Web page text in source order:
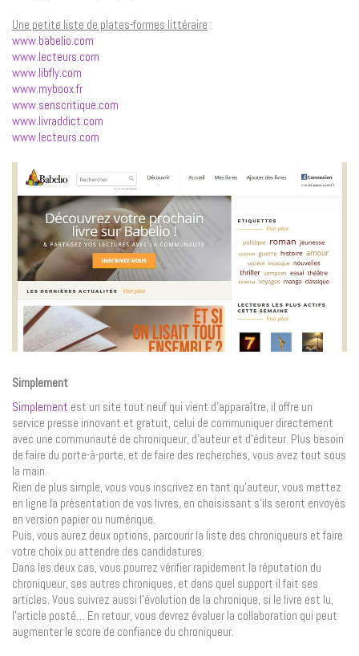
Une petite liste de plates-formes littéraire :
www.babelio.com
www.lecteurs.com
www.libfly.com
www.myboox.fr
www.senscritique.com
www.livraddict.com
www.lecteurs.com
Simplement
Simplement est un site tout neuf qui vient d’apparaître, il offre un
service presse innovant et gratuit, celui de communiquer directement
avec une communauté de chroniqueur, d’auteur et d’éditeur. Plus besoin
de faire du porte-à-porte, et de faire des recherches, vous avez tout sous
la main.
Rien de plus simple, vous vous inscrivez en tant qu’auteur, vous mettez
en ligne la présentation de vos livres, en choisissant s’ils seront envoyés
en version papier ou numérique.
Puis, vous aurez deux options, parcourir la liste des chroniqueurs et faire
votre choix ou attendre des candidatures.
Dans les deux cas, vous pourrez vérifier rapidement la réputation du
chroniqueur, ses autres chroniques, et dans quel support il fait ses
articles. Vous suivrez aussi l’évolution de la chronique, si le livre est lu,
l’article posté… En retour, vous devrez évaluer la collaboration qui peut
augmenter le score de confiance du chroniqueur.